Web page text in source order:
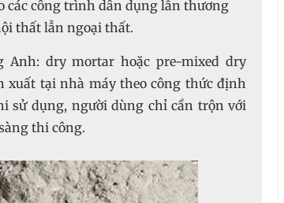
các công trình dân dụng lẫn thương
thất lẫn ngoại thất.
dry mortar hoặc pre-mixed dry
xuất tại nhà máy theo công thức định
sử dụng, người dùng chỉ cần trộn với
thi công.